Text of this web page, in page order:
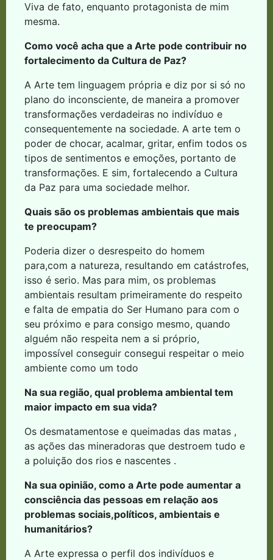
Viva de fato, enquanto protagonista de mim
mesma.
Como você acha que a Arte pode contribuir no
fortalecimento da Cultura de Paz?
A Arte tem linguagem própria e diz por si só no
plano do inconsciente, de maneira a promover
transformações verdadeiras no indivíduo e
consequentemente na sociedade. A arte tem o
poder de chocar, acalmar, gritar, enfim todos os
tipos de sentimentos e emoções, portanto de
transformações. E sim, fortalecendo a Cultura
da Paz para uma sociedade melhor.
Quais são os problemas ambientais que mais
te preocupam?
Poderia dizer o desrespeito do homem
para,com a natureza, resultando em catástrofes,
isso é serio. Mas para mim, os problemas
ambientais resultam primeiramente do respeito
e falta de empatia do Ser Humano para com o
seu próximo e para consigo mesmo, quando
alguém não respeita nem a si próprio,
impossível conseguir consegui respeitar o meio
ambiente como um todo
Na sua região, qual problema ambiental tem
maior impacto em sua vida?
Os desmatamentose e queimadas das matas ,
as ações das mineradoras que destroem tudo e
a poluição dos rios e nascentes .
Na sua opinião, como a Arte pode aumentar a
consciência das pessoas em relação aos
problemas sociais,políticos, ambientais e
humanitários?
A Arte expressa o perfil dos indivíduos e